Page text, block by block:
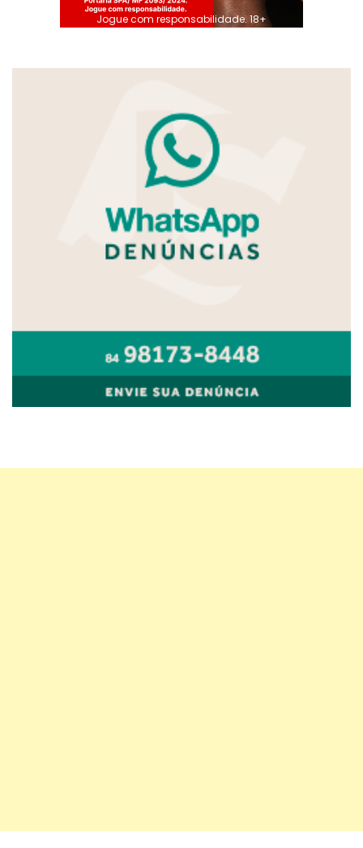
Jogue com responsabilidade. 18+